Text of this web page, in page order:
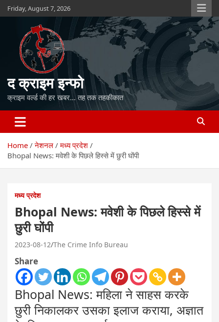
Skip
to
Friday, August 7, 2026
द क्राइम इन्फो
क्राइम वर्ल्ड की हर खबर… तह तक तहकीकात
Home नेशनल
मध्य प्रदेश
Bhopal News: मवेशी के पिछले हिस्से में छुरी घोंपी
मध्य प्रदेश
Bhopal News: मवेशी के पिछले हिस्से में
छुरी घोंपी
2023-08-12 The Crime Info Bureau
Share
Bhopal News: महिला ने साहस करके
छुरी निकालकर उसका इलाज कराया, अज्ञात